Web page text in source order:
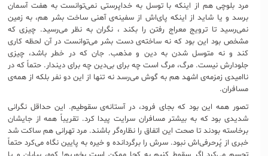
مرد بلوچی هم از اینکه با توسل به خداپرستی نمی‌توانست به هفت آسمان
برسد و یا شاید از اینکه پای‌اش از سفینه‌ی آهنی ساخت بشر هم، به زمین
نمی‌رسید تا ترویج معراج رفتن را بکند ، نگران به نظر می‌رسید. چیزی که
مشخص بود این بود که نه ساخته‌ی دست بشر می‌توانست در آن لحظه کاری
کند و نه متوسل شدن به دین و مذهب. جان که در خطر باشد، چیزی
جلودارش نیست. مرگ، مرگ است چه برای بی‌دین چه برای دیندار. حتماً که در
ناامیدی زمزمه‌ی اشهد هم به گوش می‌رسد نه تنها از این دو نفر بلکه از همه‌ی
مسافران.
تصور همه این بود که بجای فرود، در آستانه‌ی سقوطیم. این حداقل نگرانی
شدیدی بود که به بیشتر مسافران سرایت پیدا کرد. تقریباً همه از جایشان
برخاسته بودند تا صحت این اتفاق را نظاره‌گر باشند. مرد تهرانی هم ساکت شد
خبری از پُرحرفی‌اش نبود. سرش را برگردانده و خیره به پایین نگاه می‌کرد حتماً